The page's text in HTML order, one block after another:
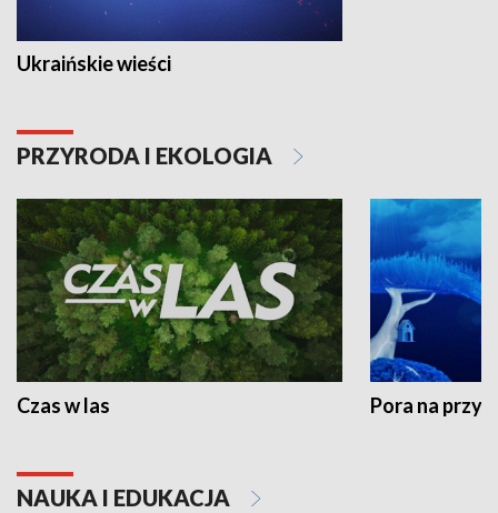
Ukraińskie wieści
PRZYRODA I EKOLOGIA
Czas w las Pora na
NAUKA I EDUKACJA